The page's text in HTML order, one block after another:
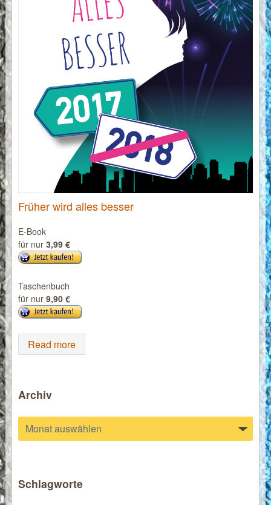
Früher wird alles besser
E-Book
für nur 3,99 €
Taschenbuch
für nur 9,90 €
Read more
Archiv
Archiv
Schlagworte